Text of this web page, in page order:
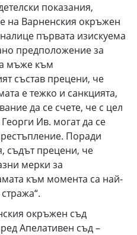
показания,
на Варненския окръжен
първата изискуема
предположение за
мъже към
състав прецени, че
е тежко и санкцията,
да се счете, че с цел
Ив. могат да се
Поради
съдът прецени, че
мерки за
към момента са най-
окръжен съд
Апелативен съд –